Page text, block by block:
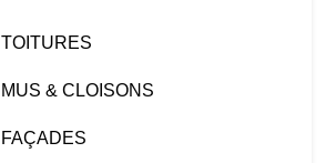
TOITURES
MUS & CLOISONS
FAÇADES